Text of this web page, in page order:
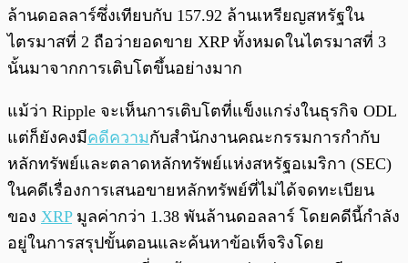
ล้านดอลลาร์ซึ่งเทียบกับ 157.92 ล้านเหรียญสหรัฐใน
ไตรมาสที่ 2 ถือว่ายอดขาย XRP ทั้งหมดในไตรมาสที่ 3
นั้นมาจากการเติบโตขึ้นอย่างมาก
แม้ว่า Ripple จะเห็นการเติบโตที่แข็งแกร่งในธุรกิจ ODL
แต่ก็ยังคงมีคดีความกับสำนักงานคณะกรรมการกำกับ
หลักทรัพย์และตลาดหลักทรัพย์แห่งสหรัฐอเมริกา (SEC)
ในคดีเรื่องการเสนอขายหลักทรัพย์ที่ไม่ได้จดทะเบียน
ของ XRPมูลค่ากว่า 1.38 พันล้านดอลลาร์ โดยคดีนี้กำลัง
อยู่ในการสรุปขั้นตอนและค้นหาข้อเท็จริงโดย